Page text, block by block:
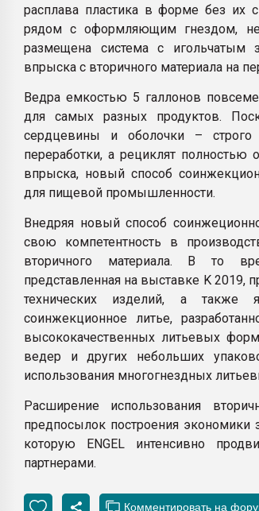
расплава пластика в форме без их
рядом с оформляющим гнездом,
размещена система с игольчатым
впрыска с вторичного материала на
Ведра емкостью 5 галлонов
для самых разных продуктов.
сердцевины и оболочки –
переработки, а рециклят
впрыска, новый способ
для пищевой промышленности.
Внедряя новый способ
свою компетентность в
вторичного материала. В то
представленная на выставке K 2019,
технических изделий, а также
соинжекционное литье,
высококачественных литьевых
ведер и других небольших
использования многогнездных
Расширение использования
предпосылок построения экономики
которую ENGEL интенсивно
партнерами.